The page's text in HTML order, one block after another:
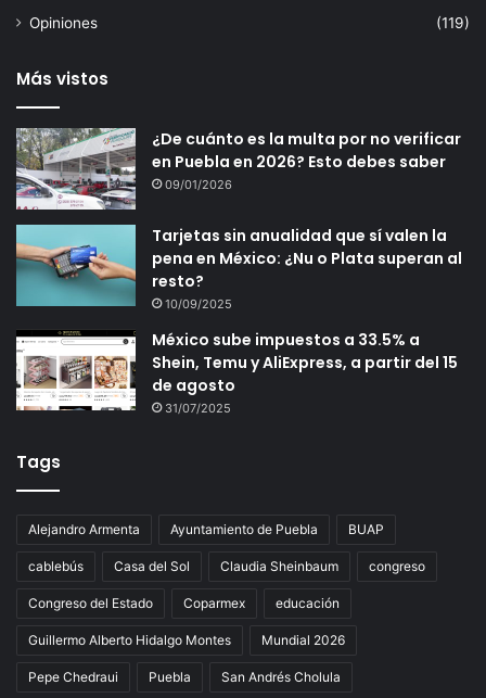
Opiniones (119)
Más vistos
¿De cuánto es la multa por no verificar
en Puebla en 2026? Esto debes saber
09/01/2026
Tarjetas sin anualidad que sí valen la
pena en México: ¿Nu o Plata superan al
resto?
10/09/2025
México sube impuestos a 33.5% a
Shein, Temu y AliExpress, a partir del 15
de agosto
31/07/2025
Tags
Alejandro Armenta Ayuntamiento de Puebla BUAP
cablebús Casa del Sol Claudia Sheinbaum congreso
Congreso del Estado Coparmex educación
Guillermo Alberto Hidalgo Montes Mundial 2026
Pepe Chedraui Puebla San Andrés Cholula